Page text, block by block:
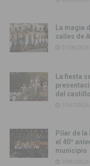
La magia
calles de
01/08/2026
La fiesta
del castillo
31/07/2026
Pilar de
el 40º
municipio
31/07/2026